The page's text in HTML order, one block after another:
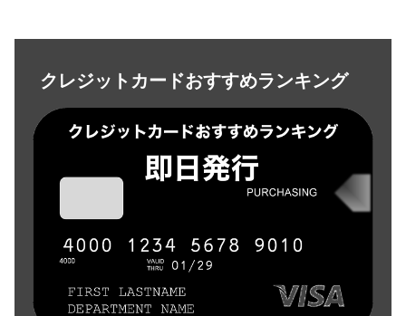
クレジットカードおすすめランキング